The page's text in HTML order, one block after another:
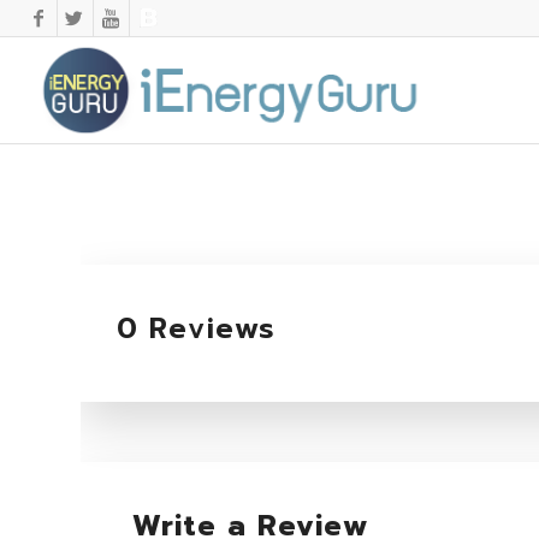
0 Reviews
Write a Review